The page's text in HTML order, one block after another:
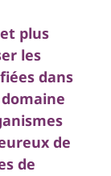
plus
les
dans
de
de